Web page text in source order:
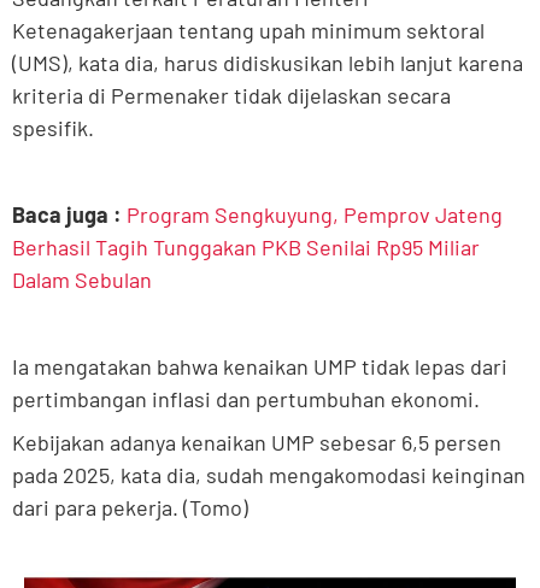
Ketenagakerjaan tentang upah minimum sektoral
(UMS), kata dia, harus didiskusikan lebih lanjut karena
kriteria di Permenaker tidak dijelaskan secara
spesifik.
Baca juga : Program Sengkuyung, Pemprov Jateng
Berhasil Tagih Tunggakan PKB Senilai Rp95 Miliar
Dalam Sebulan
Ia mengatakan bahwa kenaikan UMP tidak lepas dari
pertimbangan inflasi dan pertumbuhan ekonomi.
Kebijakan adanya kenaikan UMP sebesar 6,5 persen
pada 2025, kata dia, sudah mengakomodasi keinginan
dari para pekerja. (Tomo)